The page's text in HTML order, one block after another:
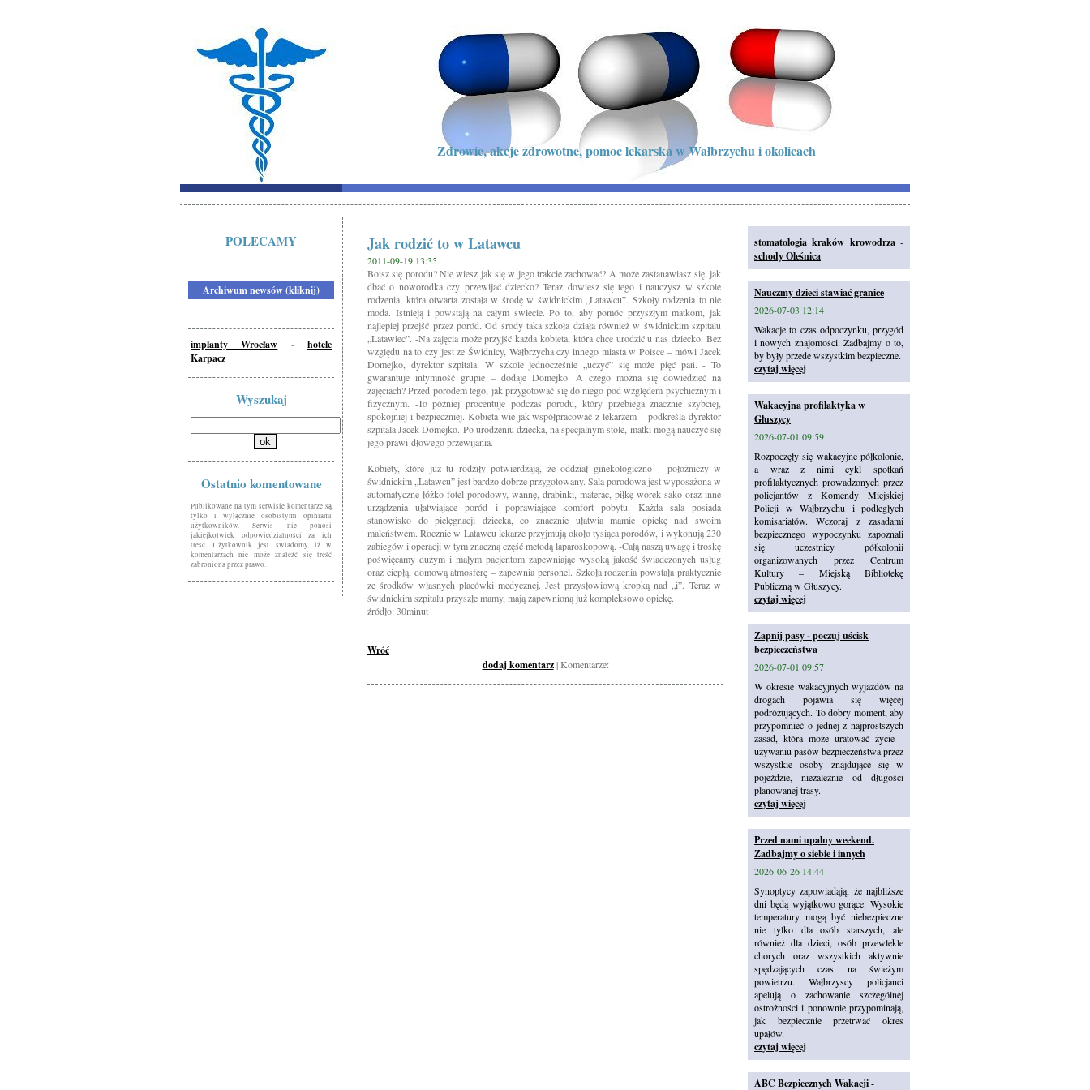
Zdrowie, akcje zdrowotne, pomoc lekarska w Wałbrzychu i okolicach
POLECAMY
Archiwum newsów (kliknij)
implanty Wrocław -hotele
Karpacz
Wyszukaj
Ostatnio komentowane
Publikowane na tym serwisie komentarze są
tylko i wyłącznie osobistymi opiniami
użytkowników. Serwis nie ponosi
jakiejkolwiek odpowiedzialności za ich
treść. Użytkownik jest świadomy, iż w
komentarzach nie może znaleźć się treść
zabroniona przez prawo.
Jak rodzić to w Latawcu
2011-09-19 13:35
Boisz się porodu? Nie wiesz jak się w jego trakcie zachować? A może zastanawiasz się, jak
dbać o noworodka czy przewijać dziecko? Teraz dowiesz się tego i nauczysz w szkole
rodzenia, która otwarta została w środę w świdnickim „Latawcu”. Szkoły rodzenia to nie
moda. Istnieją i powstają na całym świecie. Po to, aby pomóc przyszłym matkom, jak
najlepiej przejść przez poród. Od środy taka szkoła działa również w świdnickim szpitalu
„Latawiec”. -Na zajęcia może przyjść każda kobieta, która chce urodzić u nas dziecko. Bez
względu na to czy jest ze Świdnicy, Wałbrzycha czy innego miasta w Polsce – mówi Jacek
Domejko, dyrektor szpitala. W szkole jednocześnie „uczyć” się może pięć pań. - To
gwarantuje intymność grupie – dodaje Domejko. A czego można się dowiedzieć na
zajęciach? Przed porodem tego, jak przygotować się do niego pod względem psychicznym i
fizycznym. -To później procentuje podczas porodu, który przebiega znacznie szybciej,
spokojniej i bezpieczniej. Kobieta wie jak współpracować z lekarzem – podkreśla dyrektor
szpitala Jacek Domejko. Po urodzeniu dziecka, na specjalnym stole, matki mogą nauczyć się
jego prawi-dłowego przewijania.
Kobiety, które już tu rodziły potwierdzają, że oddział ginekologiczno – położniczy w
świdnickim „Latawcu” jest bardzo dobrze przygotowany. Sala porodowa jest wyposażona w
automatyczne łóżko-fotel porodowy, wannę, drabinki, materac, piłkę worek sako oraz inne
urządzenia ułatwiające poród i poprawiające komfort pobytu. Każda sala posiada
stanowisko do pielęgnacji dziecka, co znacznie ułatwia mamie opiekę nad swoim
maleństwem. Rocznie w Latawcu lekarze przyjmują około tysiąca porodów, i wykonują 230
zabiegów i operacji w tym znaczną część metodą laparoskopową. -Całą naszą uwagę i troskę
poświęcamy dużym i małym pacjentom zapewniając wysoką jakość świadczonych usług
oraz ciepłą, domową atmosferę – zapewnia personel. Szkoła rodzenia powstała praktycznie
ze środków własnych placówki medycznej. Jest przysłowiową kropką nad „i”. Teraz w
świdnickim szpitalu przyszłe mamy, mają zapewnioną już kompleksowo opiekę.
źródło: 30minut
Wróć
dodaj komentarz| Komentarze:
stomatologia kraków krowodrza-
schody Oleśnica
Nauczmy dzieci stawiać granice
2026-07-03 12:14
Wakacje to czas odpoczynku, przygód
i nowych znajomości. Zadbajmy o to,
by były przede wszystkim bezpieczne.
czytaj więcej
Wakacyjna profilaktyka w
Głuszycy
2026-07-01 09:59
Rozpoczęły się wakacyjne półkolonie,
a wraz z nimi cykl spotkań
profilaktycznych prowadzonych przez
policjantów z Komendy Miejskiej
Policji w Wałbrzychu i podległych
komisariatów. Wczoraj z zasadami
bezpiecznego wypoczynku zapoznali
się uczestnicy półkolonii
organizowanych przez Centrum
Kultury – Miejską Bibliotekę
Publiczną w Głuszycy.
czytaj więcej
Zapnij pasy - poczuj uścisk
bezpieczeństwa
2026-07-01 09:57
W okresie wakacyjnych wyjazdów na
drogach pojawia się więcej
podróżujących. To dobry moment, aby
przypomnieć o jednej z najprostszych
zasad, która może uratować życie -
używaniu pasów bezpieczeństwa przez
wszystkie osoby znajdujące się w
pojeździe, niezależnie od długości
planowanej trasy.
czytaj więcej
Przed nami upalny weekend.
Zadbajmy o siebie i innych
2026-06-26 14:44
Synoptycy zapowiadają, że najbliższe
dni będą wyjątkowo gorące. Wysokie
temperatury mogą być niebezpieczne
nie tylko dla osób starszych, ale
również dla dzieci, osób przewlekle
chorych oraz wszystkich aktywnie
spędzających czas na świeżym
powietrzu. Wałbrzyscy policjanci
apelują o zachowanie szczególnej
ostrożności i ponownie przypominają,
jak bezpiecznie przetrwać okres
upałów.
czytaj więcej
ABC Bezpiecznych Wakacji -